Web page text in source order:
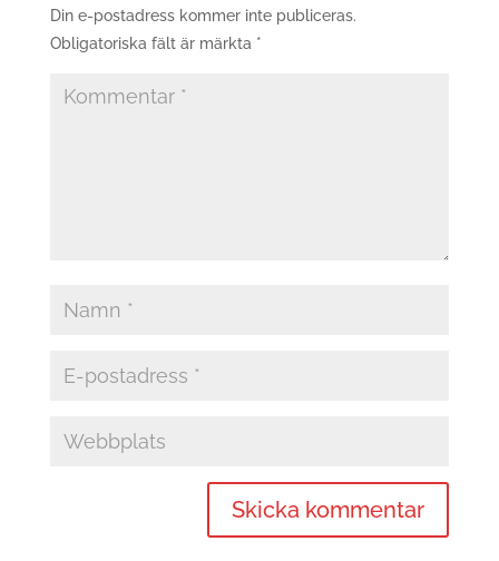
Din e-postadress kommer inte publiceras.
Obligatoriska fält är märkta *